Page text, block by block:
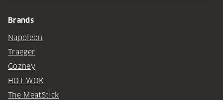
Brands
Napoleon
Traeger
Gozney
HOT WOK
The MeatStick